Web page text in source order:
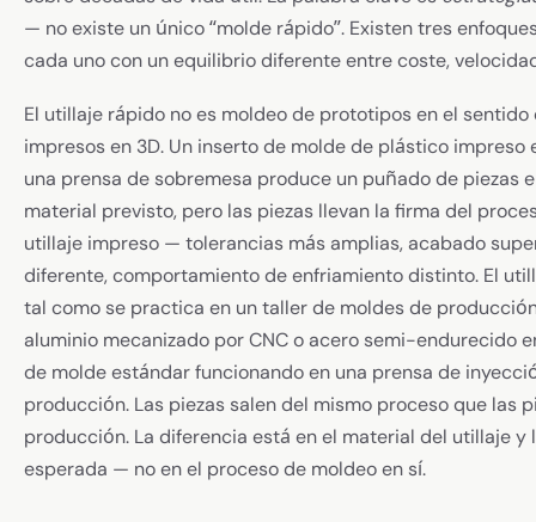
— no existe un único “molde rápido”. Existen tres
cada uno con un equilibrio diferente entre coste,
El utillaje rápido no es moldeo de prototipos en el sentido
impresos en 3D. Un inserto de molde de plástico impreso
una prensa de sobremesa produce un puñado de piezas
material previsto, pero las piezas llevan la firma del
utillaje impreso — tolerancias más amplias, acabado
diferente, comportamiento de enfriamiento distinto. El
tal como se practica en un taller de moldes de
aluminio mecanizado por CNC o acero semi-endurecido
de molde estándar funcionando en una prensa de
producción. Las piezas salen del mismo proceso que las
producción. La diferencia está en el material del utillaje y
esperada — no en el proceso de moldeo en sí.